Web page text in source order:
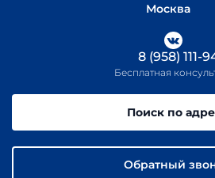
Москва
8 (958) 111-
Бесплатная
Поиск по
Обратный